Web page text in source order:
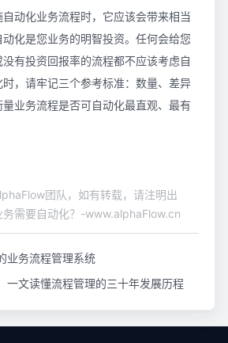
动化业务流程时，它应该会带来相当
化是您业务的明智投资。任何会给您
有投资回报率的流程都不应该考虑自
，请牢记三个参考标准：数量、差异
业务流程是否可自动化最直观、最有
团队，如有转载，请注明出
务需要自动化？-www.alphaFlow.cn
业务流程管理系统
一文读懂流程管理的三十年发展历程